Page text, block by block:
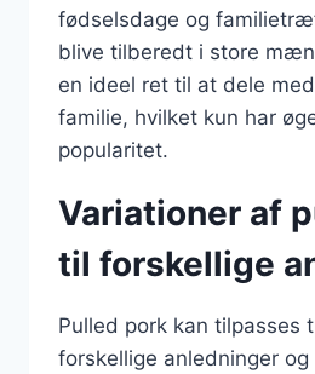
fødselsdage og
blive tilberedt i store
en ideel ret til at dele
familie, hvilket kun har
popularitet.
Variationer af
til forskellige
Pulled pork kan tilpasses
forskellige anledninger og